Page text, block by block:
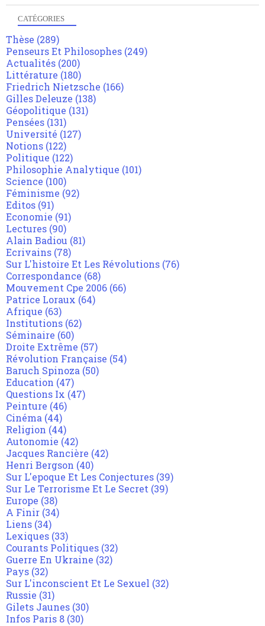
CATÉGORIES
Thèse (289)
Penseurs Et Philosophes (249)
Actualités (200)
Littérature (180)
Friedrich Nietzsche (166)
Gilles Deleuze (138)
Géopolitique (131)
Pensées (131)
Université (127)
Notions (122)
Politique (122)
Philosophie Analytique (101)
Science (100)
Féminisme (92)
Editos (91)
Economie (91)
Lectures (90)
Alain Badiou (81)
Ecrivains (78)
Sur L'histoire Et Les Révolutions (76)
Correspondance (68)
Mouvement Cpe 2006 (66)
Patrice Loraux (64)
Afrique (63)
Institutions (62)
Séminaire (60)
Droite Extrême (57)
Révolution Française (54)
Baruch Spinoza (50)
Education (47)
Questions Ix (47)
Peinture (46)
Cinéma (44)
Religion (44)
Autonomie (42)
Jacques Rancière (42)
Henri Bergson (40)
Sur L'epoque Et Les Conjectures (39)
Sur Le Terrorisme Et Le Secret (39)
Europe (38)
A Finir (34)
Liens (34)
Lexiques (33)
Courants Politiques (32)
Guerre En Ukraine (32)
Pays (32)
Sur L'inconscient Et Le Sexuel (32)
Russie (31)
Gilets Jaunes (30)
Infos Paris 8 (30)